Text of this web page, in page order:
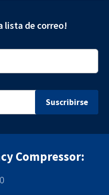
lista de correo!
Compressor: